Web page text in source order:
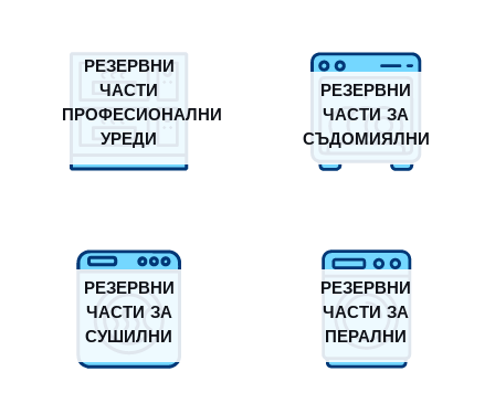
РЕЗЕРВНИ
ЧАСТИ
ПРОФЕСИОНАЛНИ
УРЕДИ
РЕЗЕРВНИ
ЧАСТИ ЗА
СЪДОМИЯЛНИ
РЕЗЕРВНИ
ЧАСТИ ЗА
СУШИЛНИ
РЕЗЕРВНИ
ЧАСТИ ЗА
ПЕРАЛНИ